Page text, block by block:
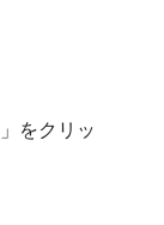
」をクリッ